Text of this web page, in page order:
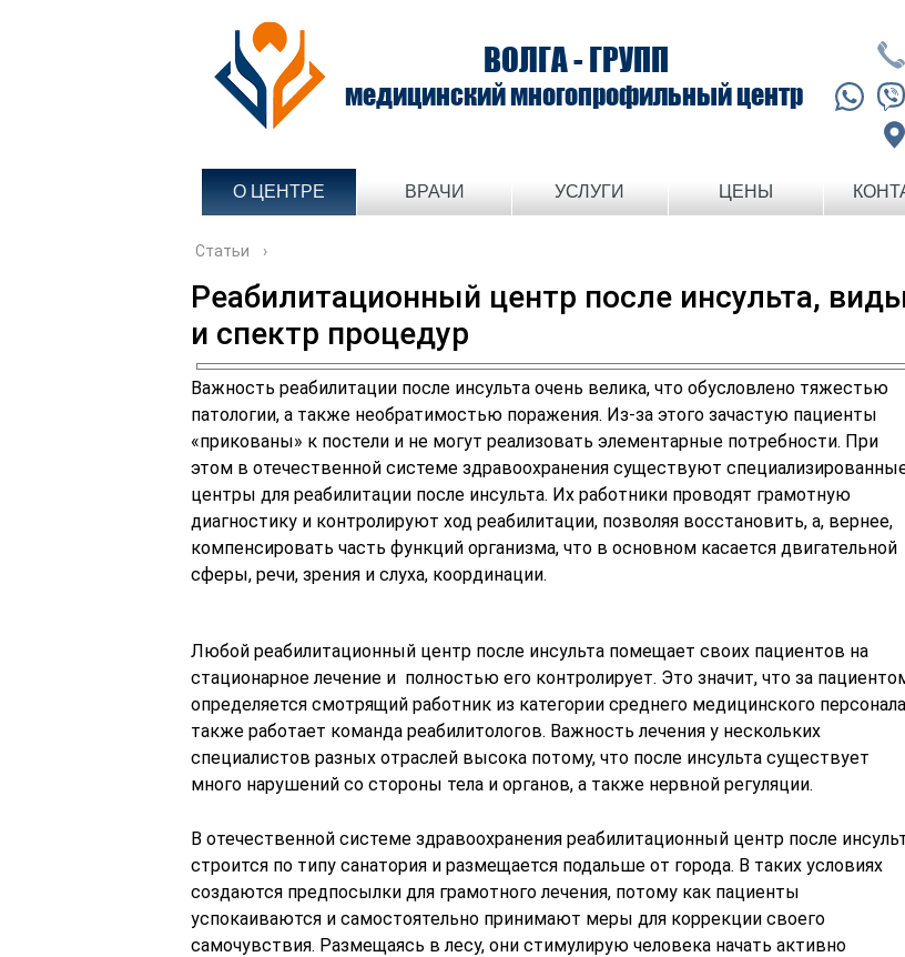
ВОЛГА - ГРУПП
медицинский многопрофильный центр
О ЦЕНТРЕ ВРАЧИ УСЛУГИ ЦЕНЫ
Статьи ›
Реабилитационный центр после инсульта,
и спектр процедур
Важность реабилитации после инсульта очень велика, что обусловлено тяжестью
патологии, а также необратимостью поражения. Из-за этого зачастую пациенты
«прикованы» к постели и не могут реализовать элементарные потребности. При
этом в отечественной системе здравоохранения существуют
центры для реабилитации после инсульта. Их работники проводят грамотную
диагностику и контролируют ход реабилитации, позволяя восстановить, а, вернее,
компенсировать часть функций организма, что в основном касается двигательной
сферы, речи, зрения и слуха, координации.
Любой реабилитационный центр после инсульта помещает своих пациентов на
стационарное лечение и полностью его контролирует. Это значит, что за
определяется смотрящий работник из категории среднего медицинского
также работает команда реабилитологов. Важность лечения у нескольких
специалистов разных отраслей высока потому, что после инсульта существует
много нарушений со стороны тела и органов, а также нервной регуляции.
В отечественной системе здравоохранения реабилитационный центр после
строится по типу санатория и размещается подальше от города. В таких условиях
создаются предпосылки для грамотного лечения, потому как пациенты
успокаиваются и самостоятельно принимают меры для коррекции своего
самочувствия. Размещаясь в лесу, они стимулирую человека начать активно